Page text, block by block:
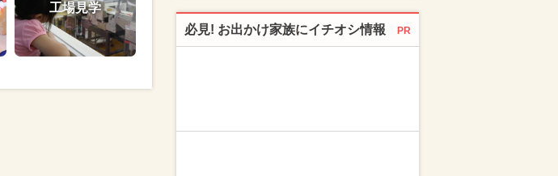
工場見学
必見! お出かけ家族にイチオシ情報 PR